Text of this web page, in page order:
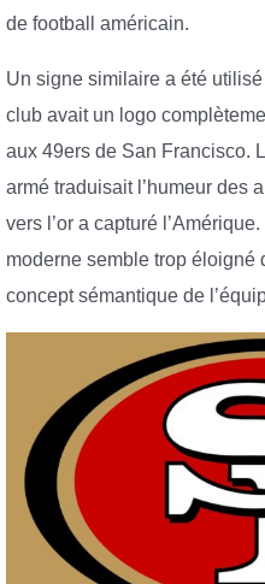
de football américain.
Un signe similaire a été
club avait un logo
aux 49ers de San Francisco.
armé traduisait l’humeur des
vers l’or a capturé
moderne semble trop éloigné
concept sémantique de